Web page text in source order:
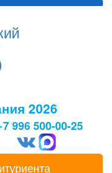
2026
996 500-00-25